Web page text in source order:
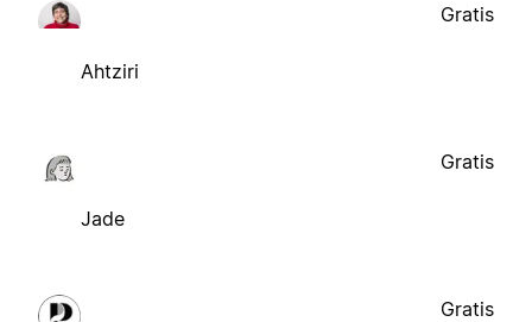
Ahtziri
Gratis
Jade
Gratis
Gratis